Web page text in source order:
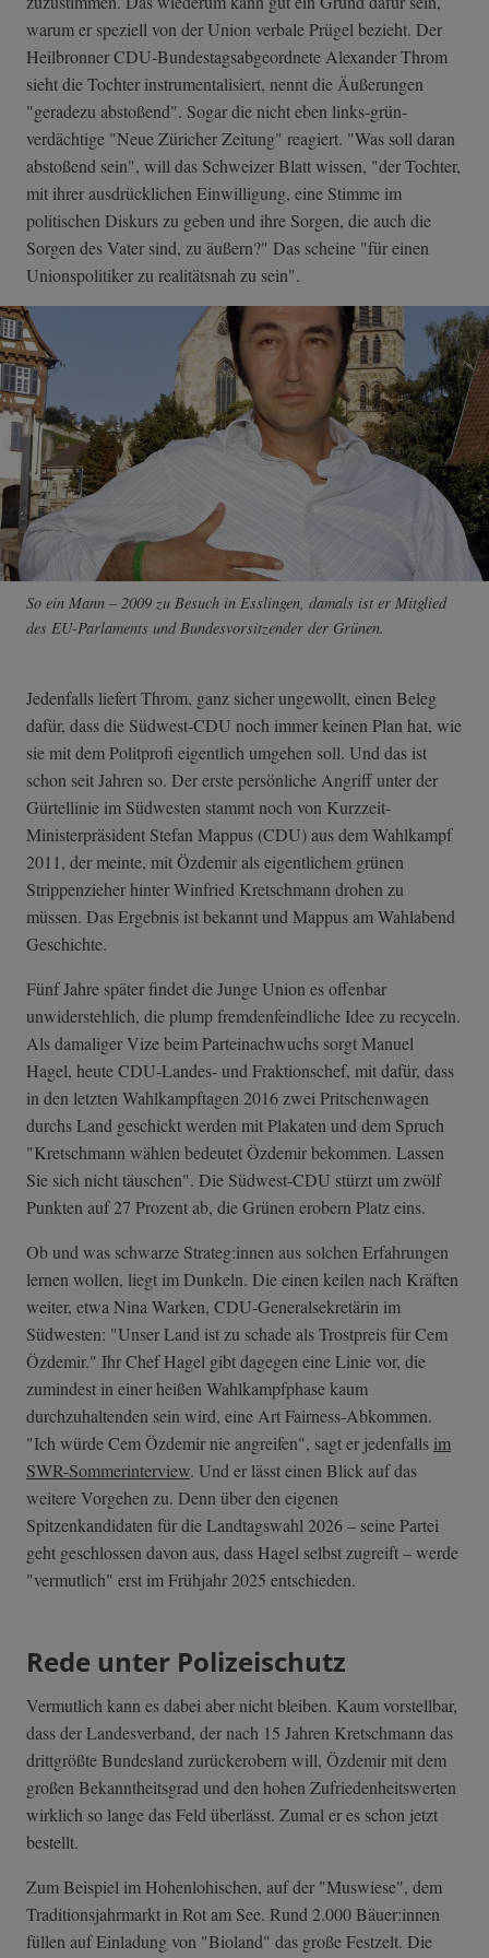
warum er speziell von der Union verbale Prügel bezieht. Der
Heilbronner CDU-Bundestagsabgeordnete Alexander Throm
sieht die Tochter instrumentalisiert, nennt die Äußerungen
"geradezu abstoßend". Sogar die nicht eben links-grün-
verdächtige "Neue Züricher Zeitung" reagiert. "Was soll daran
abstoßend sein", will das Schweizer Blatt wissen, "der Tochter,
mit ihrer ausdrücklichen Einwilligung, eine Stimme im
politischen Diskurs zu geben und ihre Sorgen, die auch die
Sorgen des Vater sind, zu äußern?" Das scheine "für einen
Unionspolitiker zu realitätsnah zu sein".
So ein Mann – 2009 zu Besuch in Esslingen, damals ist er Mitglied
des EU-Parlaments und Bundesvorsitzender der Grünen.
Jedenfalls liefert Throm, ganz sicher ungewollt, einen Beleg
dafür, dass die Südwest-CDU noch immer keinen Plan hat, wie
sie mit dem Politprofi eigentlich umgehen soll. Und das ist
schon seit Jahren so. Der erste persönliche Angriff unter der
Gürtellinie im Südwesten stammt noch von Kurzzeit-
Ministerpräsident Stefan Mappus (CDU) aus dem Wahlkampf
2011, der meinte, mit Özdemir als eigentlichem grünen
Strippenzieher hinter Winfried Kretschmann drohen zu
müssen. Das Ergebnis ist bekannt und Mappus am Wahlabend
Geschichte.
Fünf Jahre später findet die Junge Union es offenbar
unwiderstehlich, die plump fremdenfeindliche Idee zu recyceln.
Als damaliger Vize beim Parteinachwuchs sorgt Manuel
Hagel, heute CDU-Landes- und Fraktionschef, mit dafür, dass
in den letzten Wahlkampftagen 2016 zwei Pritschenwagen
durchs Land geschickt werden mit Plakaten und dem Spruch
"Kretschmann wählen bedeutet Özdemir bekommen. Lassen
Sie sich nicht täuschen". Die Südwest-CDU stürzt um zwölf
Punkten auf 27 Prozent ab, die Grünen erobern Platz eins.
Ob und was schwarze Strateg:innen aus solchen Erfahrungen
lernen wollen, liegt im Dunkeln. Die einen keilen nach Kräften
weiter, etwa Nina Warken, CDU-Generalsekretärin im
Südwesten: "Unser Land ist zu schade als Trostpreis für Cem
Özdemir." Ihr Chef Hagel gibt dagegen eine Linie vor, die
zumindest in einer heißen Wahlkampfphase kaum
durchzuhaltenden sein wird, eine Art Fairness-Abkommen.
"Ich würde Cem Özdemir nie angreifen", sagt er jedenfalls im
SWR-Sommerinterview. Und er lässt einen Blick auf das
weitere Vorgehen zu. Denn über den eigenen
Spitzenkandidaten für die Landtagswahl 2026 – seine Partei
geht geschlossen davon aus, dass Hagel selbst zugreift – werde
"vermutlich" erst im Frühjahr 2025 entschieden.
Rede unter Polizeischutz
Vermutlich kann es dabei aber nicht bleiben. Kaum vorstellbar,
dass der Landesverband, der nach 15 Jahren Kretschmann das
drittgrößte Bundesland zurückerobern will, Özdemir mit dem
großen Bekanntheitsgrad und den hohen Zufriedenheitswerten
wirklich so lange das Feld überlässt. Zumal er es schon jetzt
bestellt.
Zum Beispiel im Hohenlohischen, auf der "Muswiese", dem
Traditionsjahrmarkt in Rot am See. Rund 2.000 Bäuer:innen
füllen auf Einladung von "Bioland" das große Festzelt. Die